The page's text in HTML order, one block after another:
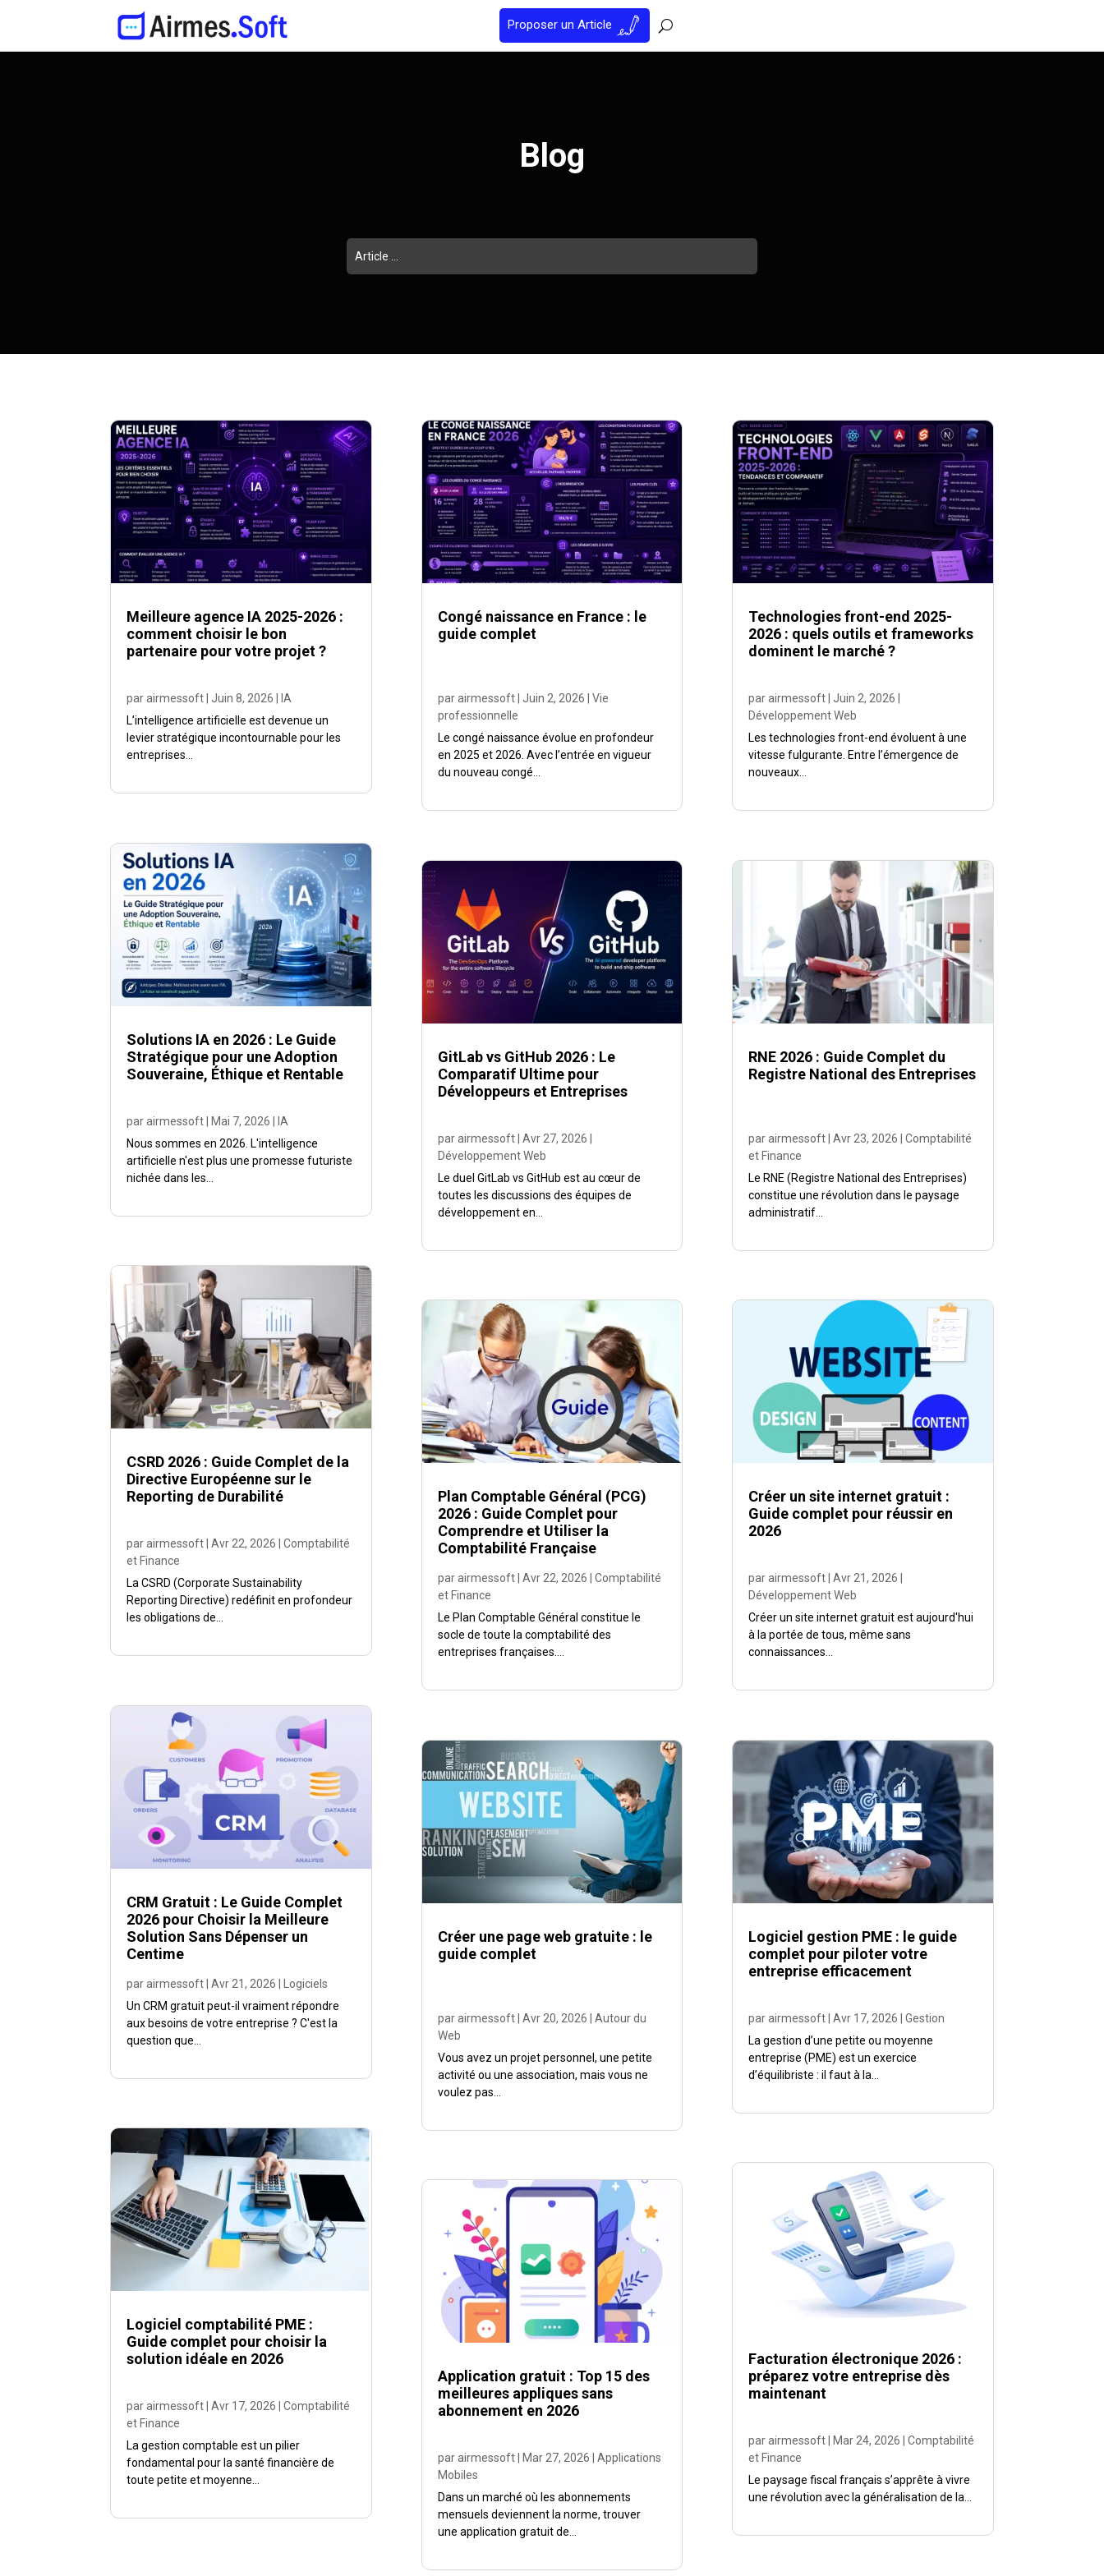
Proposer un Article
Blog
Meilleure agence IA 2025-2026 :
comment choisir le bon
partenaire pour votre projet ?
parairmessoft |Juin 8, 2026
IA
L’intelligence artificielle est devenue un
levier stratégique incontournable pour les
entreprises...
Solutions IA en 2026 : Le Guide
Stratégique pour une Adoption
Souveraine, Éthique et Rentable
parairmessoft Mai 7, 2026
IA
Nous sommes en 2026. L'intelligence
artificielle n'est plus une promesse futuriste
nichée dans les...
CSRD 2026 : Guide Complet de la
Directive Européenne sur le
Reporting de Durabilité
parairmessoft |Avr 22, 2026 |Comptabilité
et Finance
La CSRD (Corporate Sustainability
Reporting Directive) redéfinit en profondeur
les obligations de...
CRM Gratuit : Le Guide Complet
2026 pour Choisir la Meilleure
Solution Sans Dépenser un
Centime
parairmessoft |Avr 21, 2026
Logiciels
Un CRM gratuit peut-il vraiment répondre
aux besoins de votre entreprise ? C'est la
question que...
Logiciel comptabilité PME :
Guide complet pour choisir la
solution idéale en 2026
parairmessoft |Avr 17, 2026 |Comptabilité
et Finance
La gestion comptable est un pilier
fondamental pour la santé financière de
toute petite et moyenne...
Congé naissance en France : le
guide complet
parairmessoft| Juin 2, 2026
Vie
professionnelle
Le congé naissance évolue en profondeur
en 2025 et 2026. Avec l’entrée en vigueur
du nouveau congé...
GitLab vs GitHub 2026 : Le
Comparatif Ultime pour
Développeurs et Entreprises
parairmessoft| Avr 27, 2026
Développement Web
Le duel GitLab vs GitHub est au cœur de
toutes les discussions des équipes de
développement en...
Plan Comptable Général (PCG)
2026 : Guide Complet pour
Comprendre et Utiliser la
Comptabilité Française
parairmessoft| Avr 22, 2026
Comptabilité
et Finance
Le Plan Comptable Général constitue le
socle de toute la comptabilité des
entreprises françaises....
Créer une page web gratuite : le
guide complet
parairmessoft| Avr 20, 2026
Autour du
Web
Vous avez un projet personnel, une petite
activité ou une association, mais vous ne
voulez pas...
Application gratuit : Top 15 des
meilleures appliques sans
abonnement en 2026
parairmessoft| Mar 27, 2026
Applications
Mobiles
Dans un marché où les abonnements
mensuels deviennent la norme, trouver
une application gratuit de...
Technologies front-end 2025-
2026 : quels outils et frameworks
dominent le marché ?
parairmessoft| Juin 2, 2026
Développement Web
Les technologies front-end évoluent à une
vitesse fulgurante. Entre l’émergence de
nouveaux...
RNE 2026 : Guide Complet du
Registre National des Entreprises
parairmessoft| Avr 23, 2026
Comptabilité
et Finance
Le RNE (Registre National des Entreprises)
constitue une révolution dans le paysage
administratif...
Créer un site internet gratuit :
Guide complet pour réussir en
2026
parairmessoft| Avr 21, 2026
Développement Web
Créer un site internet gratuit est aujourd'hui
à la portée de tous, même sans
connaissances...
Logiciel gestion PME : le guide
complet pour piloter votre
entreprise efficacement
parairmessoft| Avr 17, 2026
Gestion
La gestion d’une petite ou moyenne
entreprise (PME) est un exercice
d’équilibriste : il faut à la...
Facturation électronique 2026 :
préparez votre entreprise dès
maintenant
parairmessoft| Mar 24, 2026
Comptabilité
et Finance
Le paysage fiscal français s’apprête à vivre
une révolution avec la généralisation de la...